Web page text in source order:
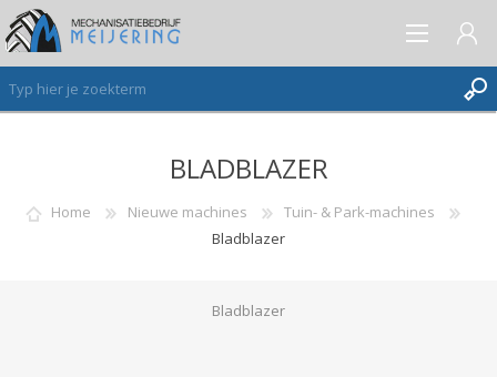
AANMELDEN ALS NIEUWE KLANT
INLOGGEN
BLADBLAZER
Home Nieuwe machines
Tuin- & Park-machines
Bladblazer
Bladblazer